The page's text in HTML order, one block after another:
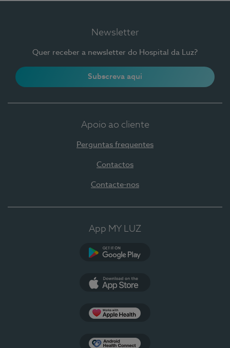
Newsletter
Quer receber a newsletter do Hospital da Luz?
Subscreva aqui
Apoio ao cliente
Perguntas frequentes
Contactos
Contacte-nos
App MY LUZ